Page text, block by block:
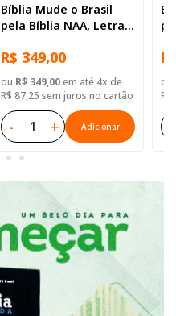
Bíblia Mude o Brasil
pela Bíblia NAA, Letra
— Mude Brasil
R$ 349,00
ou R$ 349,00em até 4x de
R$ 87,25 sem juros no cartão
- + Adicionar
—
ou
R$